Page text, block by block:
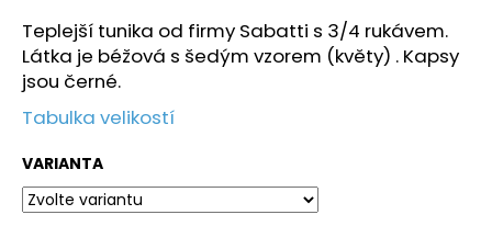
hvězdiček.
Teplejší tunika od firmy Sabatti s 3/4 rukávem.
Látka je béžová s šedým vzorem (květy) . Kapsy
jsou černé.
Tabulka velikostí
VARIANTA
HLEDAT
D
o
p